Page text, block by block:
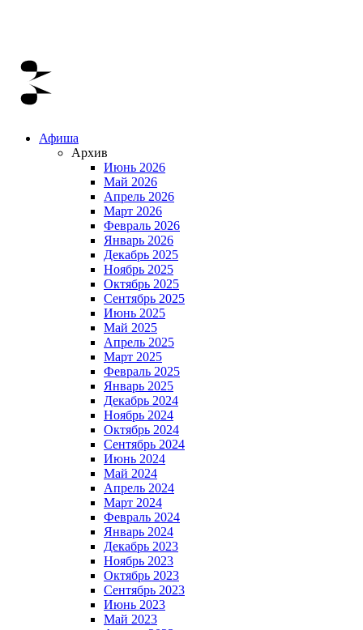
Афиша
Архив
Июнь 2026
Май 2026
Апрель 2026
Март 2026
Февраль 2026
Январь 2026
Декабрь 2025
Ноябрь 2025
Октябрь 2025
Сентябрь 2025
Июнь 2025
Май 2025
Апрель 2025
Март 2025
Февраль 2025
Январь 2025
Декабрь 2024
Ноябрь 2024
Октябрь 2024
Сентябрь 2024
Июнь 2024
Май 2024
Апрель 2024
Март 2024
Февраль 2024
Январь 2024
Декабрь 2023
Ноябрь 2023
Октябрь 2023
Сентябрь 2023
Июнь 2023
Май 2023